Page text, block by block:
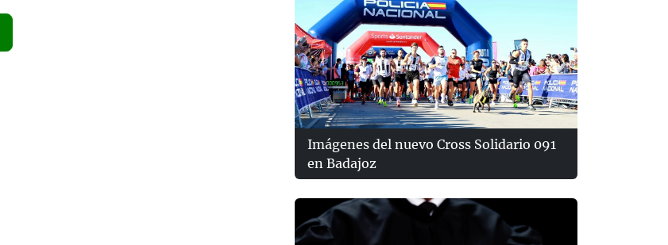
Imágenes del nuevo Cross Solidario 091
en Badajoz